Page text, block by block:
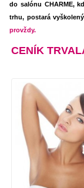
do salónu CHARME,
trhu, postará
provždy.
CENÍK